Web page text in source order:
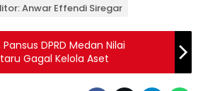
Anwar Effendi Siregar
DPRD Medan Nilai
Gagal Kelola Aset